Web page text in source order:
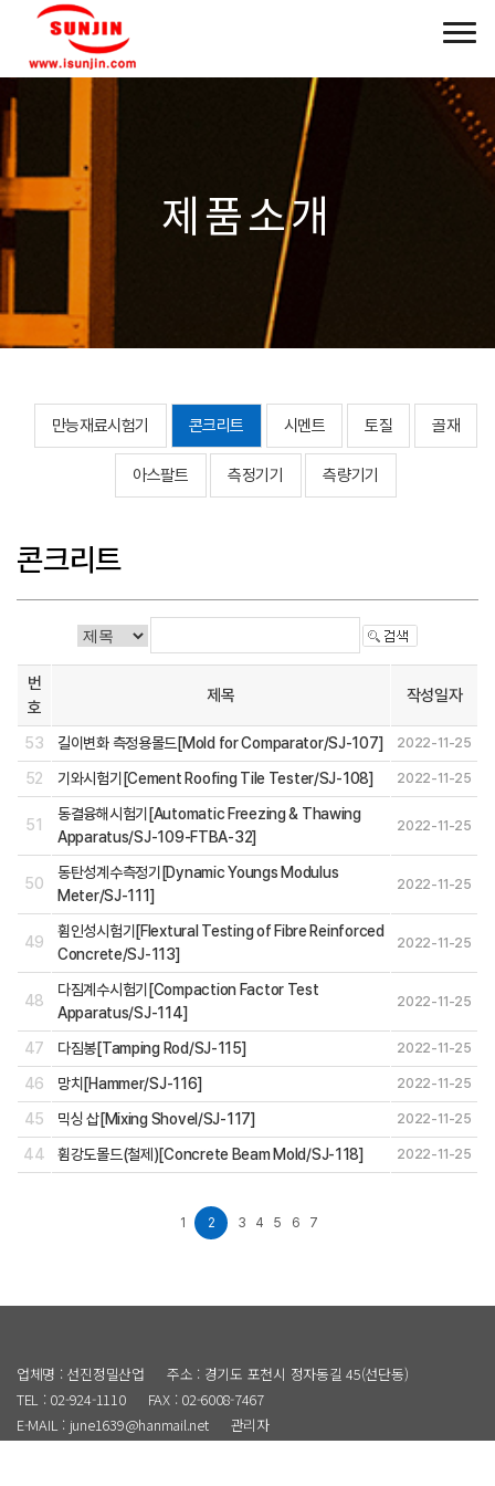
제품소개
만능재료시험기 콘크리트 시멘트 토질 골재
아스팔트 측정기기 측량기기
콘크리트
번
호
제목 작성일자
53 길이변화 측정용몰드[Mold for Comparator/SJ-107] 2022-11-25
52 기와시험기[Cement Roofing Tile Tester/SJ-108] 2022-11-25
51
동결융해시험기[Automatic Freezing & Thawing
Apparatus/SJ-109-FTBA-32]
2022-11-25
50
동탄성계수측정기[Dynamic Youngs Modulus
Meter/SJ-111]
2022-11-25
49
휨인성시험기[Flextural Testing of Fibre Reinforced
Concrete/SJ-113]
2022-11-25
48
다짐계수시험기[Compaction Factor Test
Apparatus/SJ-114]
2022-11-25
47 다짐봉[Tamping Rod/SJ-115] 2022-11-25
46 망치[Hammer/SJ-116] 2022-11-25
45 믹싱 삽[Mixing Shovel/SJ-117] 2022-11-25
44 휨강도몰드(철제)[Concrete Beam Mold/SJ-118] 2022-11-25
1 2 3 4 5 6 7
업체명 : 선진정밀산업
주소 : 경기도 포천시 정자동길 45(선단동)
TEL : 02-924-1110
FAX : 02-6008-7467
E-MAIL : june1639@hanmail.net
관리자